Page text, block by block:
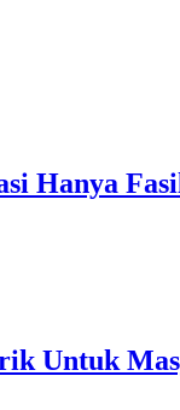
Hanya
Untuk